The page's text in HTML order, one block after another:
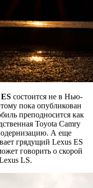
состоится не в Нью-
пока опубликован
преподносится как
Toyota Camry
А еще
грядущий Lexus ES
говорить о скорой
LS.